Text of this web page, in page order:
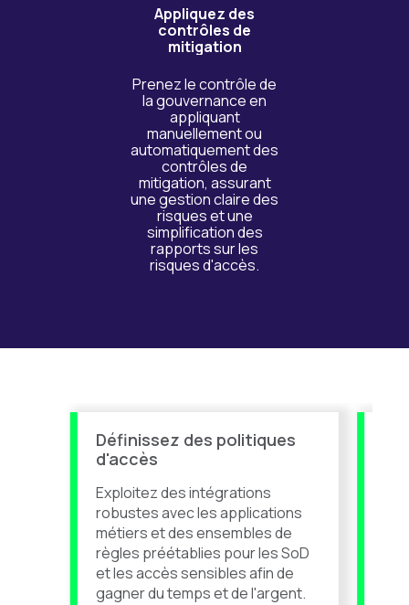
Appliquez des
contrôles de
mitigation
Prenez le contrôle de
la gouvernance en
appliquant
manuellement ou
automatiquement des
contrôles de
mitigation, assurant
une gestion claire des
risques et une
simplification des
rapports sur les
risques d'accès.
Définissez des politiques
d'accès
Exploitez des intégrations
robustes avec les applications
métiers et des ensembles de
règles préétablies pour les SoD
et les accès sensibles afin de
gagner du temps et de l'argent.